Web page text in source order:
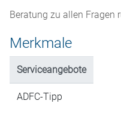
Beratung zu allen Fragen
Merkmale
Serviceangebote
ADFC-Tipp